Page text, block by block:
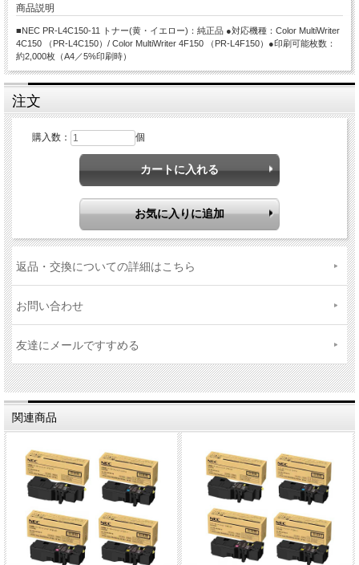
商品説明
■NEC PR-L4C150-11 トナー(黄・イエロー)：純正品 ●対応機種：Color MultiWriter
4C150 （PR-L4C150）/ Color MultiWriter 4F150 （PR-L4F150）●印刷可能枚数：
約2,000枚（A4／5%印刷時）
注文
購入数： 個
返品・交換についての詳細はこちら
お問い合わせ
友達にメールですすめる
関連商品